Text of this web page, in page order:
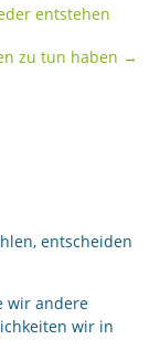
entstehen
zu tun haben →
entscheiden
wir andere
wir in